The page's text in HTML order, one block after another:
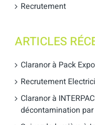
Recrutement
ARTICLES
Claranor à Pack
Recrutement
Claranor à
décontamination